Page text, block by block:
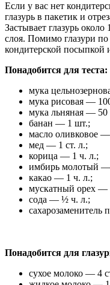
Если у вас нет
глазурь в пакетик и
Застывает глазурь
слоя. Помимо глазури
кондитерской
Понадобится для теста:
мука
мука рисовая —
мука льняная — 50
банан — 1 шт.;
масло оливковое —
мед — 1 ст. л.;
корица — 1 ч. л.;
имбирь молотый —
какао — 1 ч. л.;
мускатный орех —
сода — ½ ч. л.;
сахарозаменитель
Понадобится для
сухое молоко — 4